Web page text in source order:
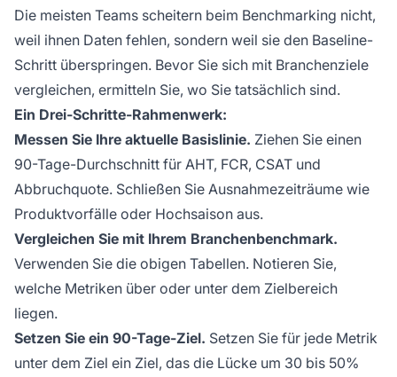
Die meisten Teams scheitern beim Benchmarking nicht,
weil ihnen Daten fehlen, sondern weil sie den Baseline-
Schritt überspringen. Bevor Sie sich mit Branchenziele
vergleichen, ermitteln Sie, wo Sie tatsächlich sind.
Ein Drei-Schritte-Rahmenwerk:
Messen Sie Ihre aktuelle Basislinie. Ziehen Sie einen
90-Tage-Durchschnitt für AHT, FCR, CSAT und
Abbruchquote. Schließen Sie Ausnahmezeiträume wie
Produktvorfälle oder Hochsaison aus.
Vergleichen Sie mit Ihrem Branchenbenchmark.
Verwenden Sie die obigen Tabellen. Notieren Sie,
welche Metriken über oder unter dem Zielbereich
liegen.
Setzen Sie ein 90-Tage-Ziel. Setzen Sie für jede Metrik
unter dem Ziel ein Ziel, das die Lücke um 30 bis 50%